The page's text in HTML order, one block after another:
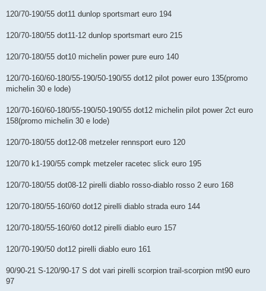
120/70-190/55 dot11 dunlop sportsmart euro 194
120/70-180/55 dot11-12 dunlop sportsmart euro 215
120/70-180/55 dot10 michelin power pure euro 140
120/70-160/60-180/55-190/50-190/55 dot12 pilot power euro 135(promo
michelin 30 e lode)
120/70-160/60-180/55-190/50-190/55 dot12 michelin pilot power 2ct euro
158(promo michelin 30 e lode)
120/70-180/55 dot12-08 metzeler rennsport euro 120
120/70 k1-190/55 compk metzeler racetec slick euro 195
120/70-180/55 dot08-12 pirelli diablo rosso-diablo rosso 2 euro 168
120/70-180/55-160/60 dot12 pirelli diablo strada euro 144
120/70-180/55-160/60 dot12 pirelli diablo euro 157
120/70-190/50 dot12 pirelli diablo euro 161
90/90-21 S-120/90-17 S dot vari pirelli scorpion trail-scorpion mt90 euro
97